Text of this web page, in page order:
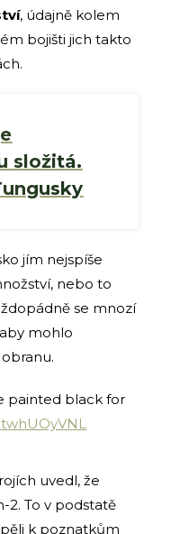
, údajně kolem
bojišti jich takto
složitá.
jím nejspíše
nebo to
se mnozí
mohlo
painted black for
uvedl, že
2. To v podstatě
k poznatkům